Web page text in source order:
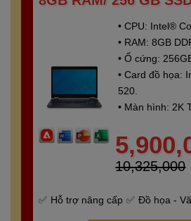
• CPU: Intel®
• RAM: 8GB
• Ổ cứng:
• Card đồ họa:
520.
• Màn hình: 2K
10,325,000
Hỗ trợ nâng cấp
Đồ họa -